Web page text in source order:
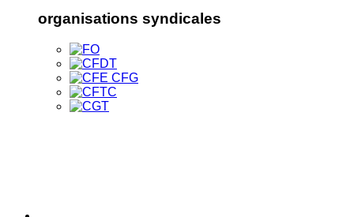
organisations syndicales